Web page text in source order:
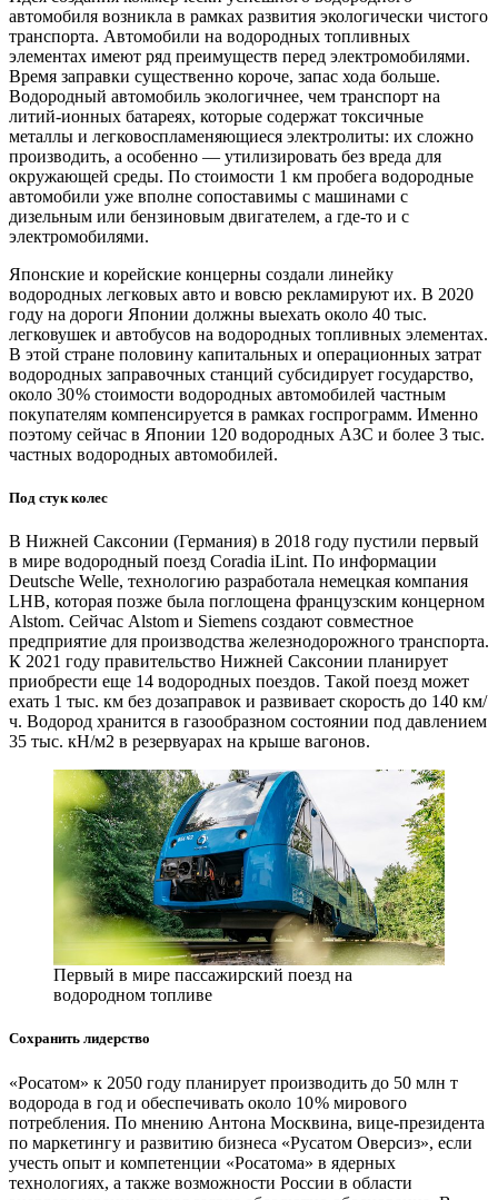
автомобиля возникла в рамках развития экологически чистого
транспорта. Автомобили на водородных топливных
элементах имеют ряд преимуществ перед электромобилями.
Время заправки существенно короче, запас хода больше.
Водородный автомобиль экологичнее, чем транспорт на
литий-ионных батареях, которые содержат токсичные
металлы и легковоспламеняющиеся электролиты: их сложно
производить, а особенно — ​утилизировать без вреда для
окружающей среды. По стоимости 1 км пробега водородные
автомобили уже вполне сопоставимы с машинами с
дизельным или бензиновым двигателем, а где-то и с
электромобилями.
Японские и корейские концерны создали линейку
водородных легковых авто и вовсю рекламируют их. В 2020
году на дороги Японии должны выехать около 40 тыс.
легковушек и автобусов на водородных топливных элементах.
В этой стране половину капитальных и операционных затрат
водородных заправочных станций субсидирует государство,
около 30 % стоимости водородных автомобилей частным
покупателям компенсируется в рамках госпрограмм. Именно
поэтому сейчас в Японии 120 водородных АЗС и более 3 тыс.
частных водородных автомобилей.
Под стук колес
В Нижней Саксонии (Германия) в 2018 году пустили первый
в мире водородный поезд Coradia iLint. По информации
Deutsche Welle, технологию разработала немецкая компания
LHB, которая позже была поглощена французским концерном
Alstom. Сейчас Alstom и Siemens создают совместное
предприятие для производства железнодорожного транспорта.
К 2021 году правительство Нижней Саксонии планирует
приобрести еще 14 водородных поездов. Такой поезд может
ехать 1 тыс. км без дозаправок и развивает скорость до 140 км/
ч. Водород хранится в газообразном состоянии под давлением
35 тыс. кН/м2 в резервуарах на крыше вагонов.
Первый в мире пассажирский поезд на
водородном топливе
Сохранить лидерство
«Росатом» к 2050 году планирует производить до 50 млн т
водорода в год и обеспечивать около 10 % мирового
потребления. По мнению Антона Москвина, вице-президента
по маркетингу и развитию бизнеса «Русатом Оверсиз», если
учесть опыт и компетенции «Росатома» в ядерных
технологиях, а также возможности России в области